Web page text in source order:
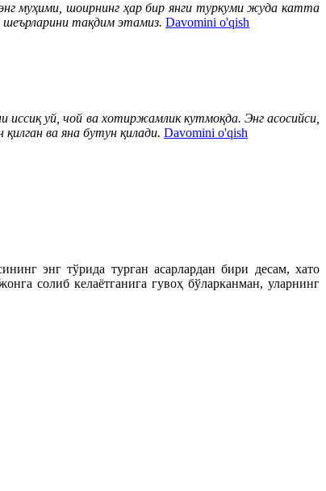
муҳими, шоирнинг ҳар бир янги туркуми жуда катта
шеърларини тақдим этамиз. Davomini o'qish
уй, чой ва хотиржамлик кутмоқда. Энг асосийси,
ва яна бутун қилади. Davomini o'qish
энг тўрида турган асарлардан бири десам, хато
солиб келаётганига гувоҳ бўларканман, уларнинг